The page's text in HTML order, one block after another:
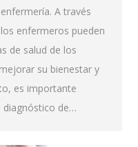
A través
enfermeros pueden
de salud de los
su bienestar y
es importante
diagnóstico de…